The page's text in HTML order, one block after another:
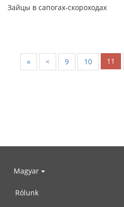
Зайцы в сапогах-скороходах
« < 9 10 11
Magyar
Rólunk